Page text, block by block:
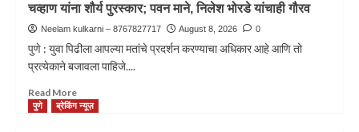
चव्हाण यांना शौर्य पुरस्कार; पवन माने, निलेश भोरडे यांचाही गौरव
Neelam kulkarni – 8767827717 August 8, 2026 0
पुणे : युवा पिढीला आपल्या मतांचे प्रदर्शन करण्याचा अधिकार आहे आणि तो
प्रत्येकाने बजावला पाहिजे....
Read More
पुणे ब्रेकिंग न्यूज़